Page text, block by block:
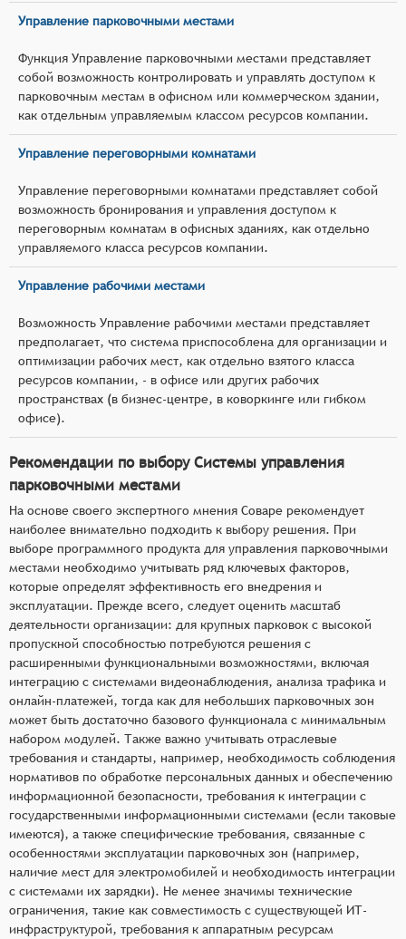
Управление парковочными местами
Функция Управление парковочными местами представляет
собой возможность контролировать и управлять доступом к
парковочным местам в офисном или коммерческом здании,
как отдельным управляемым классом ресурсов компании.
Управление переговорными комнатами
Управление переговорными комнатами представляет собой
возможность бронирования и управления доступом к
переговорным комнатам в офисных зданиях, как отдельно
управляемого класса ресурсов компании.
Управление рабочими местами
Возможность Управление рабочими местами представляет
предполагает, что система приспособлена для организации и
оптимизации рабочих мест, как отдельно взятого класса
ресурсов компании, - в офисе или других рабочих
пространствах (в бизнес-центре, в коворкинге или гибком
офисе).
Рекомендации по выбору Системы управления
парковочными местами
На основе своего экспертного мнения Соваре рекомендует
наиболее внимательно подходить к выбору решения. При
выборе программного продукта для управления парковочными
местами необходимо учитывать ряд ключевых факторов,
которые определят эффективность его внедрения и
эксплуатации. Прежде всего, следует оценить масштаб
деятельности организации: для крупных парковок с высокой
пропускной способностью потребуются решения с
расширенными функциональными возможностями, включая
интеграцию с системами видеонаблюдения, анализа трафика и
онлайн-платежей, тогда как для небольших парковочных зон
может быть достаточно базового функционала с минимальным
набором модулей. Также важно учитывать отраслевые
требования и стандарты, например, необходимость соблюдения
нормативов по обработке персональных данных и обеспечению
информационной безопасности, требования к интеграции с
государственными информационными системами (если таковые
имеются), а также специфические требования, связанные с
особенностями эксплуатации парковочных зон (например,
наличие мест для электромобилей и необходимость интеграции
с системами их зарядки). Не менее значимы технические
ограничения, такие как совместимость с существующей ИТ-
инфраструктурой, требования к аппаратным ресурсам